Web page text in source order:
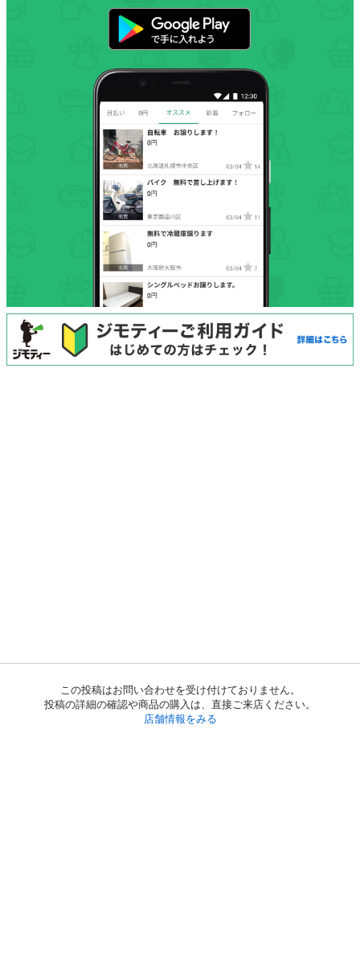
この投稿はお問い合わせを受け付けておりません。
投稿の詳細の確認や商品の購入は、直接ご来店ください。
店舗情報をみる